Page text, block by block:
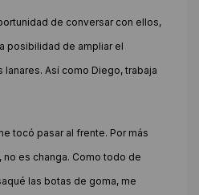
de conversar con ellos,
posibilidad de ampliar el
Así como Diego, trabaja
tocó pasar al frente. Por más
no es changa. Como todo de
las botas de goma, me